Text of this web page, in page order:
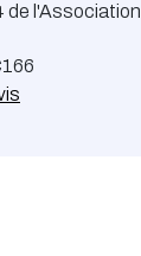
de l'Association